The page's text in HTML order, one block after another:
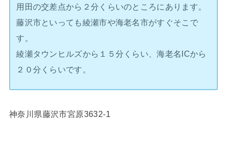
用田の交差点から２分くらいのところにあります。
藤沢市といっても綾瀬市や海老名市がすぐそこで
す。
綾瀬タウンヒルズから１５分くらい、海老名ICから
２０分くらいです。
神奈川県藤沢市宮原3632-1